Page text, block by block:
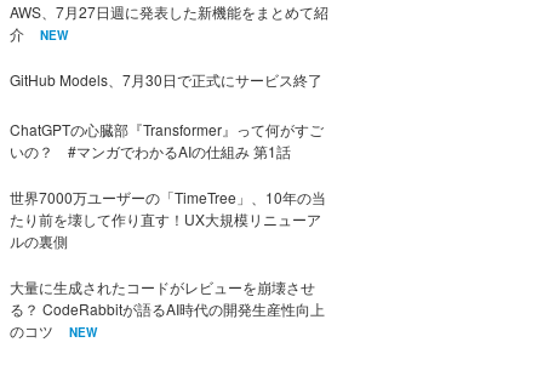
AWS、7月27日週に発表した新機能をまとめて紹
介
NEW
GitHub Models、7月30日で正式にサービス終了
ChatGPTの心臓部『Transformer』って何がすご
いの？ #マンガでわかるAIの仕組み 第1話
世界7000万ユーザーの「TimeTree」、10年の当
たり前を壊して作り直す！UX大規模リニューア
ルの裏側
大量に生成されたコードがレビューを崩壊させ
る？ CodeRabbitが語るAI時代の開発生産性向上
のコツ
NEW